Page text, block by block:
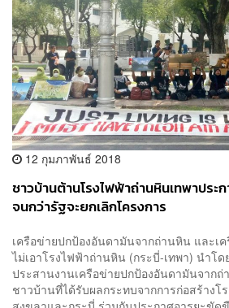
12 กุมภาพันธ์ 2018
ชาวบ้านต้านโรงไฟฟ้าถ่านหินเทพาประ
จนกว่ารัฐจะยกเลิกโครงการ
เครือข่ายปกป้องอันดามันจากถ่านหิน และเ
ไม่เอาโรงไฟฟ้าถ่านหิน (กระบี่-เทพา) นำโ
ประสานงานเครือข่ายปกป้องอันดามันจาก
ชาวบ้านที่ได้รับผลกระทบจากการก่อสร้างโ